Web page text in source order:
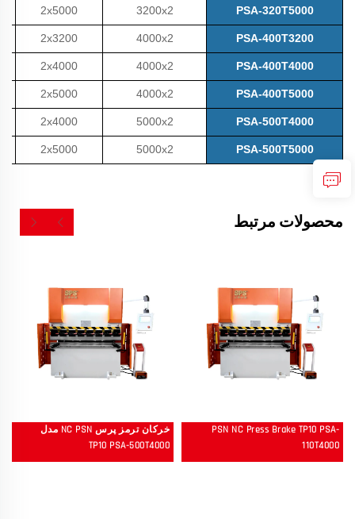
PSA-320T5000
3200x2
2x5000
PSA-400T3200
4000x2
2x3200
PSA-400T4000
4000x2
2x4000
PSA-400T5000
4000x2
2x5000
PSA-500T4000
5000x2
2x4000
PSA-500T5000
5000x2
2x5000
محصولات مرتبط
PSN NC Press Brake TP10 PSA-
110T4000
خرکان ترمز پرس NC PSN مدل
TP10 PSA-500T4000